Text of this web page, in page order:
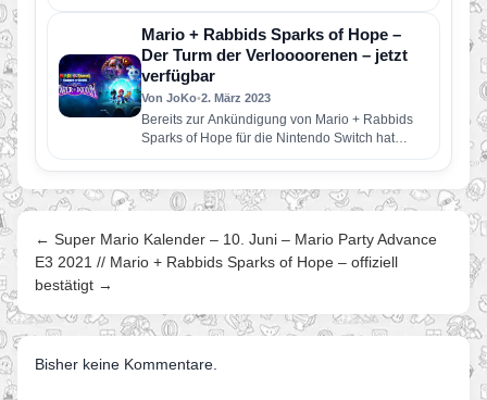
angekündigt. Paket 1 The…
Mario + Rabbids Sparks of Hope –
Der Turm der Verloooorenen – jetzt
verfügbar
Von JoKo•2. März 2023
Bereits zur Ankündigung von Mario + Rabbids
Sparks of Hope für die Nintendo Switch hat
Ubisoft ein DLC…
← Super Mario Kalender – 10. Juni – Mario Party Advance
E3 2021 // Mario + Rabbids Sparks of Hope – offiziell
bestätigt →
Bisher keine Kommentare.